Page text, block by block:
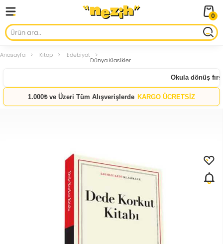
0
Anasayfa Kitap Edebiyat
Dünya Klasikler
Okula dönüş
1.000₺ ve Üzeri Tüm Alışverişlerde KARGO ÜCRETSİZ